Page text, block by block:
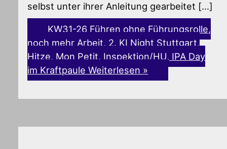
selbst unter ihrer Anleitung gearbeitet […]
KW31-26 Führen ohne Führungsrolle,
noch mehr Arbeit, 2. KI Night Stuttgart,
Hitze, Mon Petit, Inspektion/HU, IPA Day
im Kraftpaule Weiterlesen »